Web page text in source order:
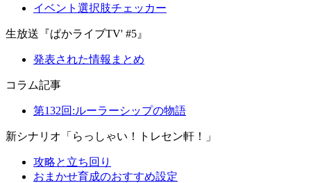
イベント選択肢チェッカー
生放送『ぱかライブTV' #5』
発表された情報まとめ
コラム記事
第132回:ルーラーシップの物語
新シナリオ「らっしゃい！トレセン軒！」
攻略と立ち回り
おまかせ育成のおすすめ設定